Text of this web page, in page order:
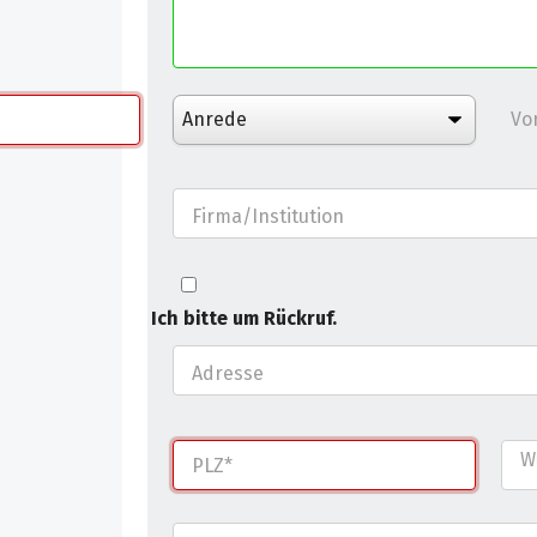
Firma/Institution
Ich bitte um Rückruf.
Adresse
PLZ